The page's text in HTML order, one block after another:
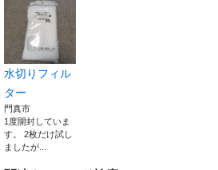
水切りフィル
ター
門真市
1度開封していま
す。 2枚だけ試し
ましたが...